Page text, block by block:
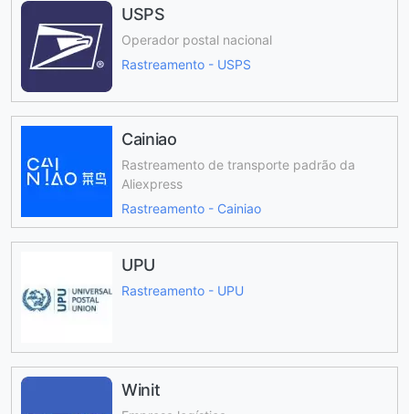
USPS
Operador postal nacional
Rastreamento - USPS
Cainiao
Rastreamento de transporte padrão da
Aliexpress
Rastreamento - Cainiao
UPU
Rastreamento - UPU
Winit